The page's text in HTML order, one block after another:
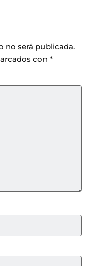
no será publicada.
con *